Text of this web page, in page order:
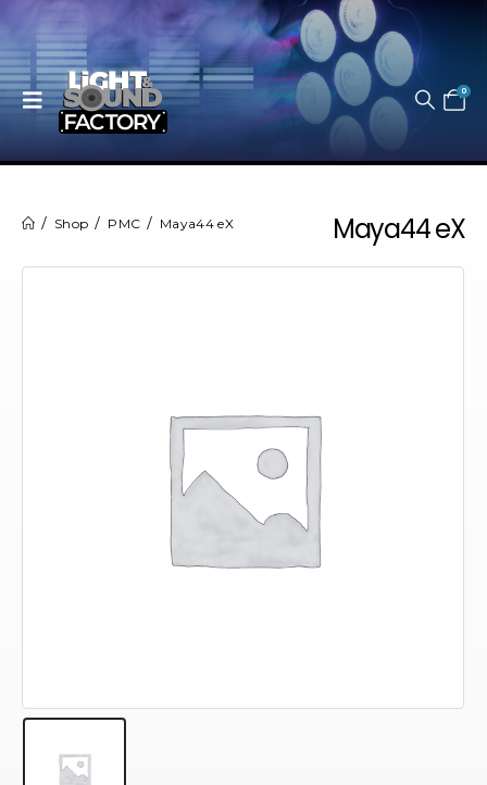
0
Maya44 eX
Shop PMC Maya44 eX